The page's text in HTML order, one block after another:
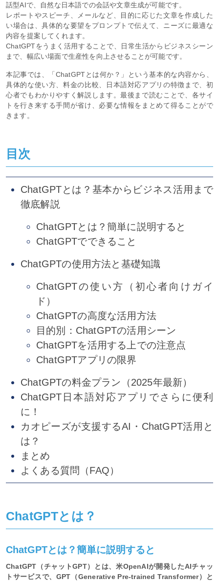
話型AIで、自然な日本語での会話や文章生成が可能です。
レポートやスピーチ、メールなど、目的に応じた文章を作成した
い場合は、具体的な要望をプロンプトで伝えて、ニーズに最適な
内容を提案してくれます。
ChatGPTをうまく活用することで、日常生活からビジネスシーン
まで、幅広い場面で生産性を向上させることが可能です。
本記事では、「ChatGPTとは何か？」という基本的な内容から、
具体的な使い方、料金の比較、日本語対応アプリの特徴まで、初
心者でもわかりやすく解説します。最後まで読むことで、各サイ
トを行き来する手間が省け、必要な情報をまとめて得ることがで
きます。
目次
ChatGPTとは？基本からビジネス活用まで
徹底解説
ChatGPTとは？簡単に説明すると
ChatGPTでできること
ChatGPTの使用方法と基礎知識
ChatGPTの使い方（初心者向けガイ
ド）
ChatGPTの高度な活用方法
目的別：ChatGPTの活用シーン
ChatGPTを活用する上での注意点
ChatGPTアプリの限界
ChatGPTの料金プラン（2025年最新）
ChatGPT日本語対応アプリでさらに便利
に！
カオピーズが支援するAI・ChatGPT活用と
は？
まとめ
よくある質問（FAQ）
ChatGPTとは？
ChatGPTとは？簡単に説明すると
ChatGPT（チャットGPT）とは、米OpenAIが開発したAIチャッ
トサービスで、GPT（Generative Pre-trained Transformer）と